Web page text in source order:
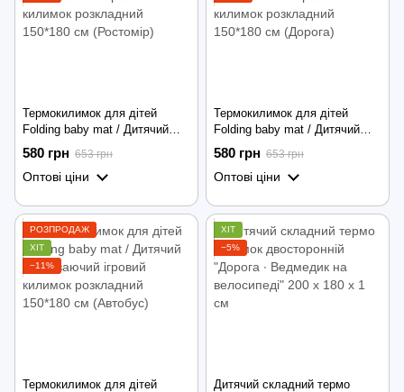
Термокилимок для дітей
Folding baby mat / Дитячий
розвиваючий ігровий килимок
розкладний 150*180 см
(Ростомір)
580 грн 653 грн
Оптові ціни
Термокилимок для дітей
Folding baby mat / Дитячий
розвиваючий ігровий килимок
розкладний 150*180 см
(Дорога)
580 грн 653 грн
Оптові ціни
РОЗПРОДАЖ
ХІТ
−11%
Термокилимок для дітей
ХІТ
−5%
Дитячий складний термо